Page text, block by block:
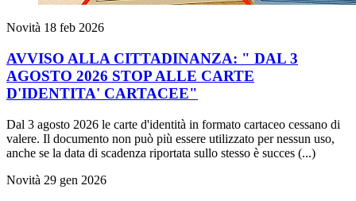
Novità 18 feb 2026
AVVISO ALLA CITTADINANZA: " DAL 3
AGOSTO 2026 STOP ALLE CARTE
D'IDENTITA' CARTACEE"
Dal 3 agosto 2026 le carte d'identità in formato cartaceo cessano di
valere. Il documento non può più essere utilizzato per nessun uso,
anche se la data di scadenza riportata sullo stesso è succes (...)
Novità 29 gen 2026